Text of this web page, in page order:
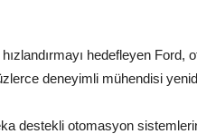
hedefleyen Ford,
deneyimli mühendisi
destekli otomasyon